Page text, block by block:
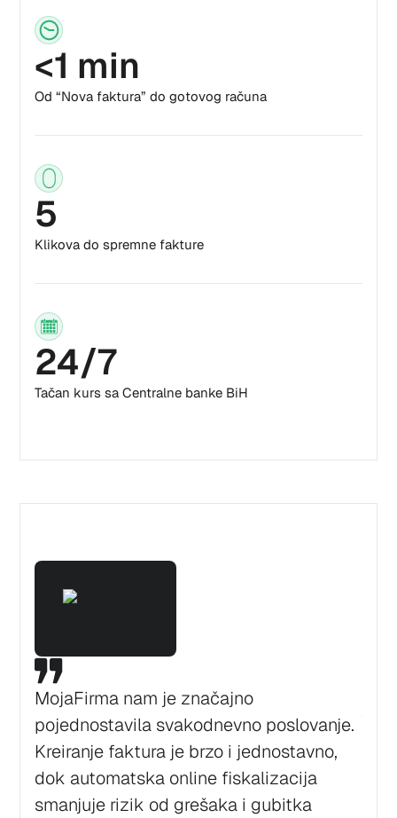
<1 min
Od “Nova faktura” do gotovog računa
5
Klikova do spremne fakture
24/7
Tačan kurs sa Centralne banke BiH
MojaFirma nam je značajno
pojednostavila svakodnevno poslovanje.
Kreiranje faktura je brzo i jednostavno,
dok automatska online fiskalizacija
smanjuje rizik od grešaka i gubitka